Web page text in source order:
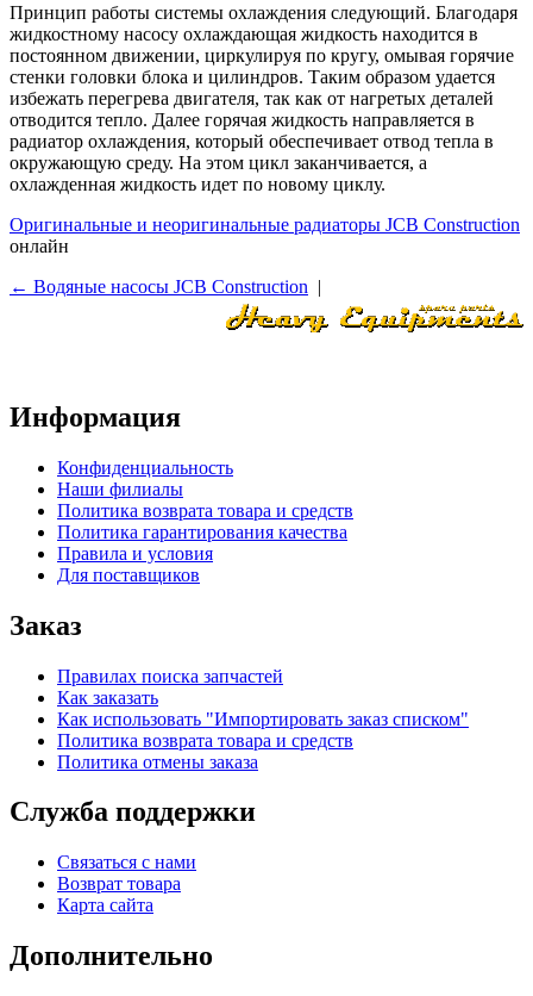
Принцип работы системы охлаждения следующий. Благодаря
жидкостному насосу охлаждающая жидкость находится в
постоянном движении, циркулируя по кругу, омывая горячие
стенки головки блока и цилиндров. Таким образом удается
избежать перегрева двигателя, так как от нагретых деталей
отводится тепло. Далее горячая жидкость направляется в
радиатор охлаждения, который обеспечивает отвод тепла в
окружающую среду. На этом цикл заканчивается, а
охлажденная жидкость идет по новому циклу.
Оригинальные и неоригинальные радиаторы JCB Construction
онлайн
← Водяные насосы JCB Construction |
Информация
Конфиденциальность
Наши филиалы
Политика возврата товара и средств
Политика гарантирования качества
Правила и условия
Для поставщиков
Заказ
Правилах поиска запчастей
Как заказать
Как использовать "Импортировать заказ списком"
Политика возврата товара и средств
Политика отмены заказа
Служба поддержки
Связаться с нами
Возврат товара
Карта сайта
Дополнительно